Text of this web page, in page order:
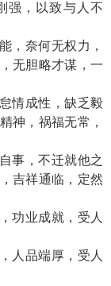
强，以致与人不
，奈何无权力，
无胆略才谋，一
情成性，缺乏毅
神，祸福无常，
事，不迁就他之
吉祥通临，定然
功业成就，受人
人品端厚，受人